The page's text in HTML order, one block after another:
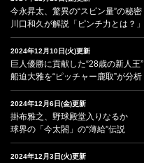
今永昇太、驚異の“スピン量”の秘密
川口和久が解説「ピンチ力とは？」
2024年12月10日(火)更新
巨人優勝に貢献した“28歳の新人王”
船迫大雅を“ピッチャー鹿取”が分析
2024年12月6日(金)更新
掛布雅之、野球殿堂入りなるか
球界の「今太閤」の“薄給”伝説
2024年12月3日(火)更新